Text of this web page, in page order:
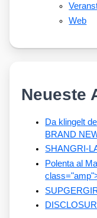
Web
Neueste
Da klingelt
BRAND
SHANGRI-
Polenta al